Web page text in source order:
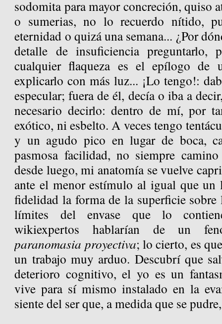
sodomita para mayor concreción, quiso
o sumerias, no lo recuerdo nítido,
eternidad o quizá una semana... ¿Por
detalle de insuficiencia preguntarlo,
cualquier flaqueza es el epílogo de
explicarlo con más luz... ¡Lo tengo!:
especular; fuera de él, decía o iba a
necesario decirlo: dentro de mí, por
exótico, ni esbelto. A veces tengo
y un agudo pico en lugar de boca,
pasmosa facilidad, no siempre
desde luego, mi anatomía se vuelve
ante el menor estímulo al igual que un
fidelidad la forma de la superficie sobre
límites del envase que lo
wikiexpertos hablarían de un
paranomasia proyectiva; lo cierto, es
un trabajo muy arduo. Descubrí que
deterioro cognitivo, el yo es un
vive para sí mismo instalado en la
siente del ser que, a medida que se